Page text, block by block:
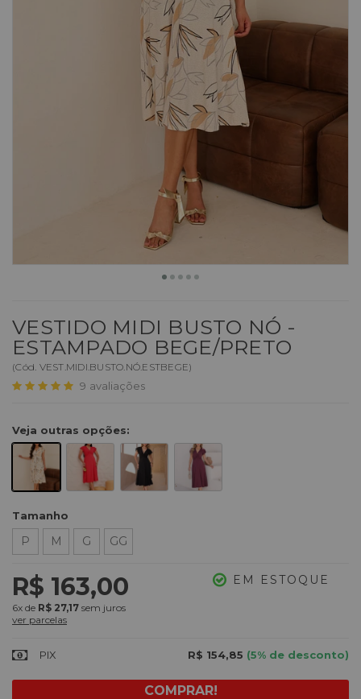
VESTIDO MIDI BUSTO NÓ -
ESTAMPADO BEGE/PRETO
(Cód. VEST.MIDI.BUSTO.NÓ.ESTBEGE)
9 avaliações
Veja outras opções:
Tamanho
P M G GG
R$ 163,00
6x de R$ 27,17 sem juros
ver parcelas
EM ESTOQUE
PIX R$ 154,85 (5% de desconto)